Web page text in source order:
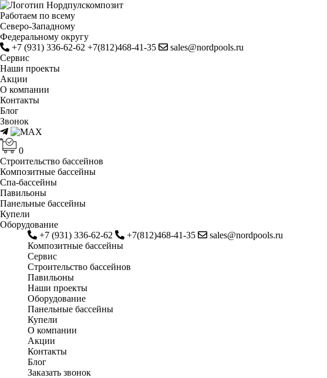
Работаем по всему
Cеверо-Западному
Федеральному округу
+7 (931) 336-62-62 +7(812)468-41-35
sales@nordpools.ru
Cервис
Наши проекты
Акции
О компании
Контакты
Блог
Звонок
0
Строительство бассейнов
Композитные бассейны
Спа-бассейны
Павильоны
Панельные бассейны
Купели
Оборудование
+7 (931) 336-62-62
+7(812)468-41-35
sales@nordpools.ru
Композитные бассейны
Cервис
Строительство бассейнов
Павильоны
Наши проекты
Оборудование
Панельные бассейны
Купели
О компании
Акции
Контакты
Блог
Заказать звонок